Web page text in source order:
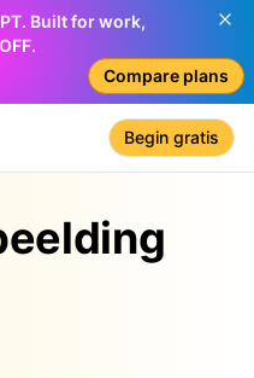
Built for work,
Compare plans
Begin gratis